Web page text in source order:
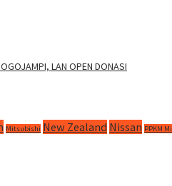
LAN OPEN DONASI
Mitsubishi New Zealand Nissan PPKM